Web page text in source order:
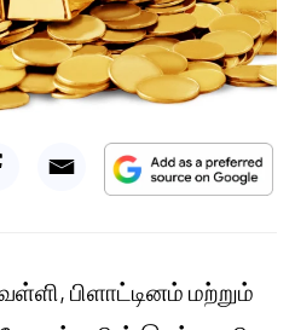
பிளாட்டினம் மற்றும்